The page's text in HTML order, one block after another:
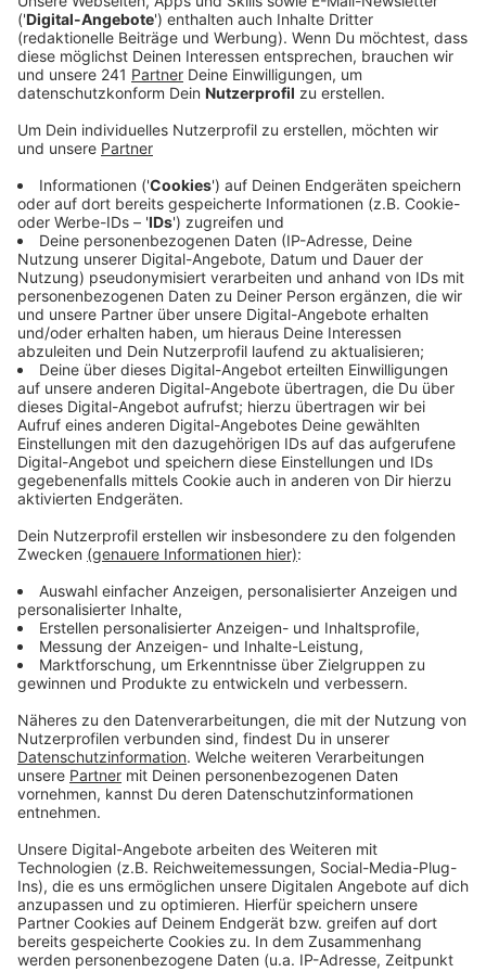
Anzeige
Die jetzige Feuerwache in Opladen soll neu gebaut
werden, denn sie ist einfach zu klein und das jetzt
schon. Deshalb muss bis zum Neubau die
Berufsfeuerwehr schon Mal ausziehen. Die Stadt
sucht aktuell nach Grundstücken und verlassenen
Industriehallen mit angrenzenden Büro- oder
Aufenthaltsräumen im Leverkusener Norden. Kriterien
sind zum Beispiel, dass die Einsatzkräfte dort kurze
Alarmwege hätten und genug Platz, um mit
Einsatzfahrzeugen schnell rangieren und ausrücken zu
können. Ob die Stadt schon Objekte im Blick hat, will
sie nicht sagen.
Bis die neue Opladener Feuerwache gebaut wird, kann
es noch Jahre dauern. Vor allem um den Bauort auf
den Heunen wurde in der Politik zuletzt viel diskutiert.
Anzeige
Weitere Meldungen aus Leverkusen
Anzeige
Neuer Schwung für Leverkusener Stadtentwicklung?
Leverkusener Fähre startet Testbetrieb
Anzeige